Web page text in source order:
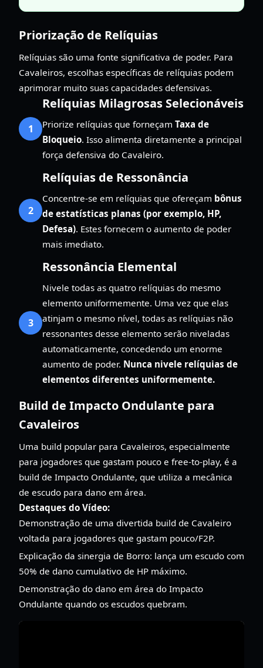
Priorização de Relíquias
Relíquias são uma fonte significativa de poder. Para
Cavaleiros, escolhas específicas de relíquias podem
aprimorar muito suas capacidades defensivas.
1
Relíquias Milagrosas Selecionáveis
Priorize relíquias que forneçam Taxa de
Bloqueio. Isso alimenta diretamente a principal
força defensiva do Cavaleiro.
2
Relíquias de Ressonância
Concentre-se em relíquias que ofereçam bônus
de estatísticas planas (por exemplo, HP,
Defesa). Estes fornecem o aumento de poder
mais imediato.
3
Ressonância Elemental
Nivele todas as quatro relíquias do mesmo
elemento uniformemente. Uma vez que elas
atinjam o mesmo nível, todas as relíquias não
ressonantes desse elemento serão niveladas
automaticamente, concedendo um enorme
aumento de poder. Nunca nivele relíquias de
elementos diferentes uniformemente.
Build de Impacto Ondulante para
Cavaleiros
Uma build popular para Cavaleiros, especialmente
para jogadores que gastam pouco e free-to-play, é a
build de Impacto Ondulante, que utiliza a mecânica
de escudo para dano em área.
Destaques do Vídeo:
Demonstração de uma divertida build de Cavaleiro
voltada para jogadores que gastam pouco/F2P.
Explicação da sinergia de Borro: lança um escudo com
50% de dano cumulativo de HP máximo.
Demonstração do dano em área do Impacto
Ondulante quando os escudos quebram.